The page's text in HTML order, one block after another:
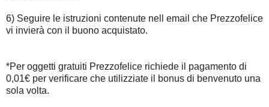
6) Seguire le istruzioni contenute nell email che Prezzofelice
vi invierà con il buono acquistato.
*Per oggetti gratuiti Prezzofelice richiede il pagamento di
0,01€ per verificare che utilizziate il bonus di benvenuto una
sola volta.